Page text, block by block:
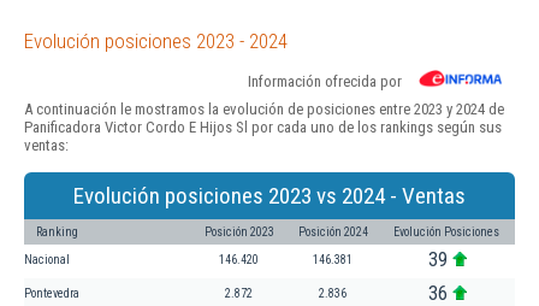
Evolución posiciones 2023 - 2024
Información ofrecida por
A continuación le mostramos la evolución de posiciones entre 2023 y 2024 de
Panificadora Victor Cordo E Hijos Sl por cada uno de los rankings según sus
ventas:
Evolución posiciones 2023 vs 2024 - Ventas
Ranking Posición 2023 Posición 2024 Evolución Posiciones
Nacional 146.420 146.381 39
Pontevedra 2.872 2.836 36